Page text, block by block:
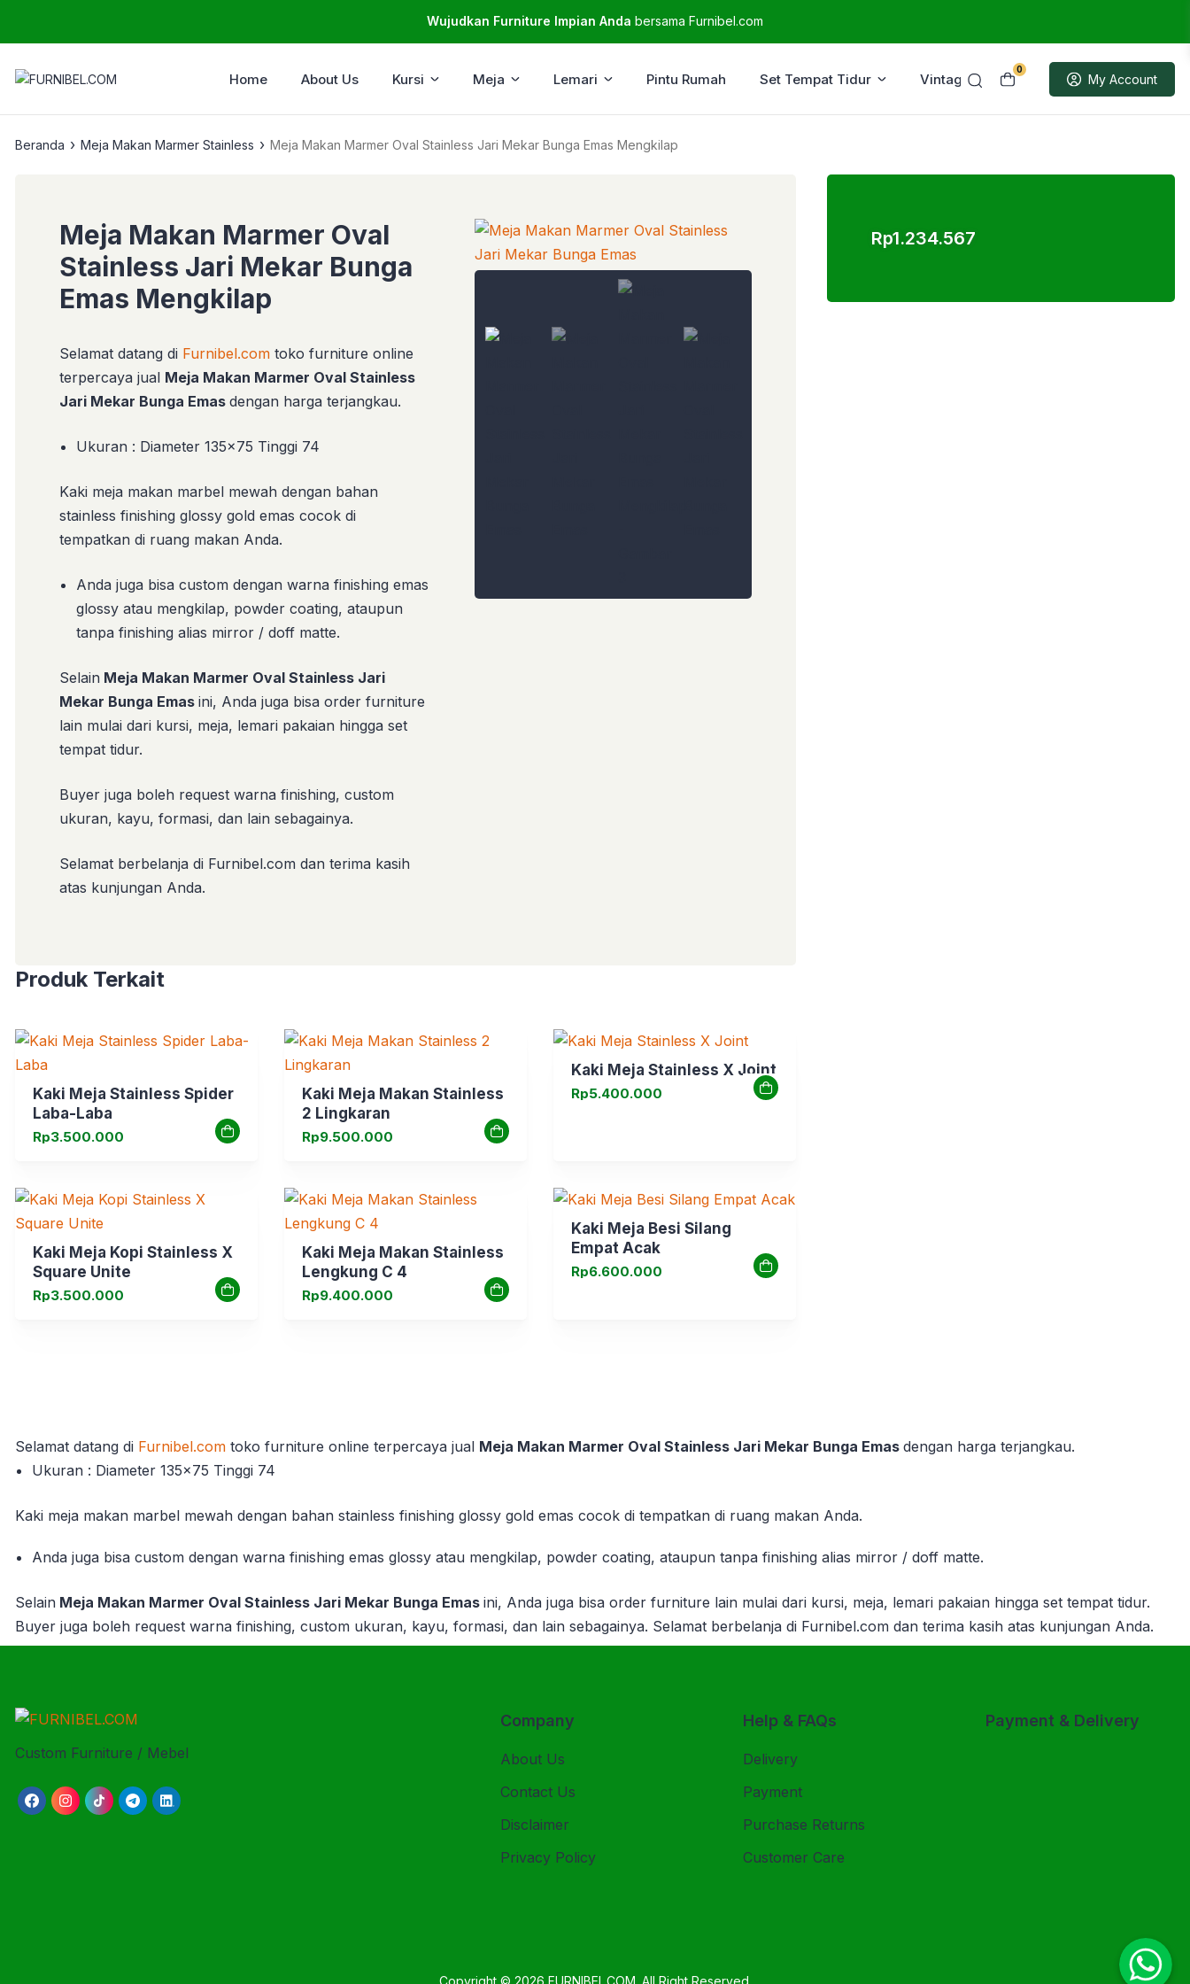
Wujudkan Furniture Impian Anda bersama Furnibel.com
0
My Account
Home About Us Kursi Meja Lemari Pintu Rumah Set Tempat Tidur Vintage Sample
Beranda › Meja Makan Marmer Stainless › Meja Makan Marmer Oval Stainless Jari Mekar Bunga Emas Mengkilap
Meja Makan Marmer Oval
Stainless Jari Mekar Bunga
Emas Mengkilap
Selamat datang di Furnibel.com toko furniture online
terpercaya jual Meja Makan Marmer Oval Stainless
Jari Mekar Bunga Emas dengan harga terjangkau.
Ukuran : Diameter 135×75 Tinggi 74
Kaki meja makan marbel mewah dengan bahan
stainless finishing glossy gold emas cocok di
tempatkan di ruang makan Anda.
Anda juga bisa custom dengan warna finishing emas
glossy atau mengkilap, powder coating, ataupun
tanpa finishing alias mirror / doff matte.
Selain Meja Makan Marmer Oval Stainless Jari
Mekar Bunga Emas ini, Anda juga bisa order furniture
lain mulai dari kursi, meja, lemari pakaian hingga set
tempat tidur.
Buyer juga boleh request warna finishing, custom
ukuran, kayu, formasi, dan lain sebagainya.
Selamat berbelanja di Furnibel.com dan terima kasih
atas kunjungan Anda.
Produk Terkait
Kaki Meja Stainless Spider
Laba-Laba
Rp3.500.000
Kaki Meja Makan Stainless
2 Lingkaran
Rp9.500.000
Kaki Meja Stainless X Joint
Rp5.400.000
Kaki Meja Kopi Stainless X
Square Unite
Rp3.500.000
Kaki Meja Makan Stainless
Lengkung C 4
Rp9.400.000
Kaki Meja Besi Silang
Empat Acak
Rp6.600.000
Rp1.234.567
Selamat datang di Furnibel.com toko furniture online terpercaya jual Meja Makan Marmer Oval Stainless Jari Mekar Bunga Emas dengan harga terjangkau.
Ukuran : Diameter 135x75 Tinggi 74
Kaki meja makan marbel mewah dengan bahan stainless finishing glossy gold emas cocok di tempatkan di ruang makan Anda.
Anda juga bisa custom dengan warna finishing emas glossy atau mengkilap, powder coating, ataupun tanpa finishing alias mirror / doff matte.
Selain Meja Makan Marmer Oval Stainless Jari Mekar Bunga Emas ini, Anda juga bisa order furniture lain mulai dari kursi, meja, lemari pakaian hingga set tempat tidur.
Buyer juga boleh request warna finishing, custom ukuran, kayu, formasi, dan lain sebagainya. Selamat berbelanja di Furnibel.com dan terima kasih atas kunjungan Anda.
Custom Furniture / Mebel
Company
About Us
Contact Us
Disclaimer
Privacy Policy
Help & FAQs
Delivery
Payment
Purchase Returns
Customer Care
Payment & Delivery
Copyright © 2026 FURNIBEL.COM . All Right Reserved.